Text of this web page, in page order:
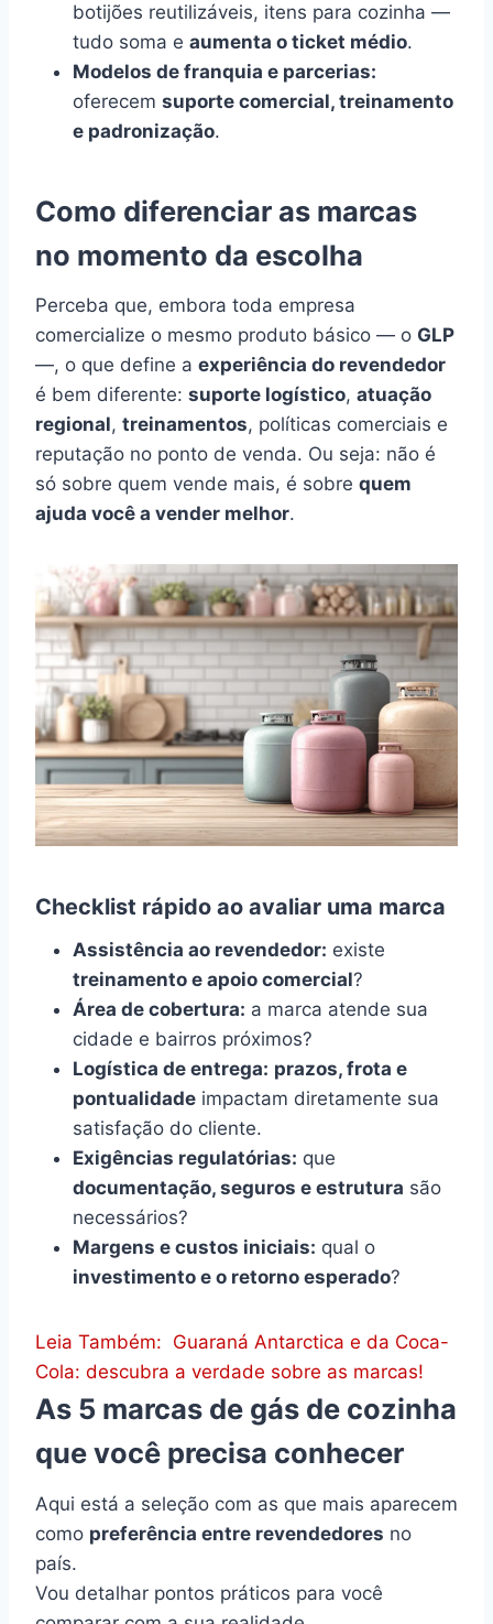
botijões reutilizáveis, itens para cozinha —
tudo soma e aumenta o ticket médio.
Modelos de franquia e parcerias:
oferecem suporte comercial, treinamento
e padronização.
Como diferenciar as marcas
no momento da escolha
Perceba que, embora toda empresa
comercialize o mesmo produto básico — o GLP
—, o que define a experiência do revendedor
é bem diferente: suporte logístico, atuação
regional, treinamentos, políticas comerciais e
reputação no ponto de venda. Ou seja: não é
só sobre quem vende mais, é sobre quem
ajuda você a vender melhor.
Checklist rápido ao avaliar uma marca
Assistência ao revendedor: existe
treinamento e apoio comercial?
Área de cobertura: a marca atende sua
cidade e bairros próximos?
Logística de entrega: prazos, frota e
pontualidade impactam diretamente sua
satisfação do cliente.
Exigências regulatórias: que
documentação, seguros e estrutura são
necessários?
Margens e custos iniciais: qual o
investimento e o retorno esperado?
Leia Também: Guaraná Antarctica e da Coca-
Cola: descubra a verdade sobre as marcas!
As 5 marcas de gás de cozinha
que você precisa conhecer
Aqui está a seleção com as que mais aparecem
como preferência entre revendedores no
país.
Vou detalhar pontos práticos para você